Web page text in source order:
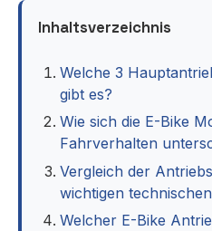
Inhaltsverzeichnis
Welche 3
gibt es?
Wie sich die E-Bike
Fahrverhalten
Vergleich der
wichtigen
Welcher E-Bike